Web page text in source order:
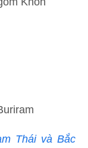
Thái và Bắc